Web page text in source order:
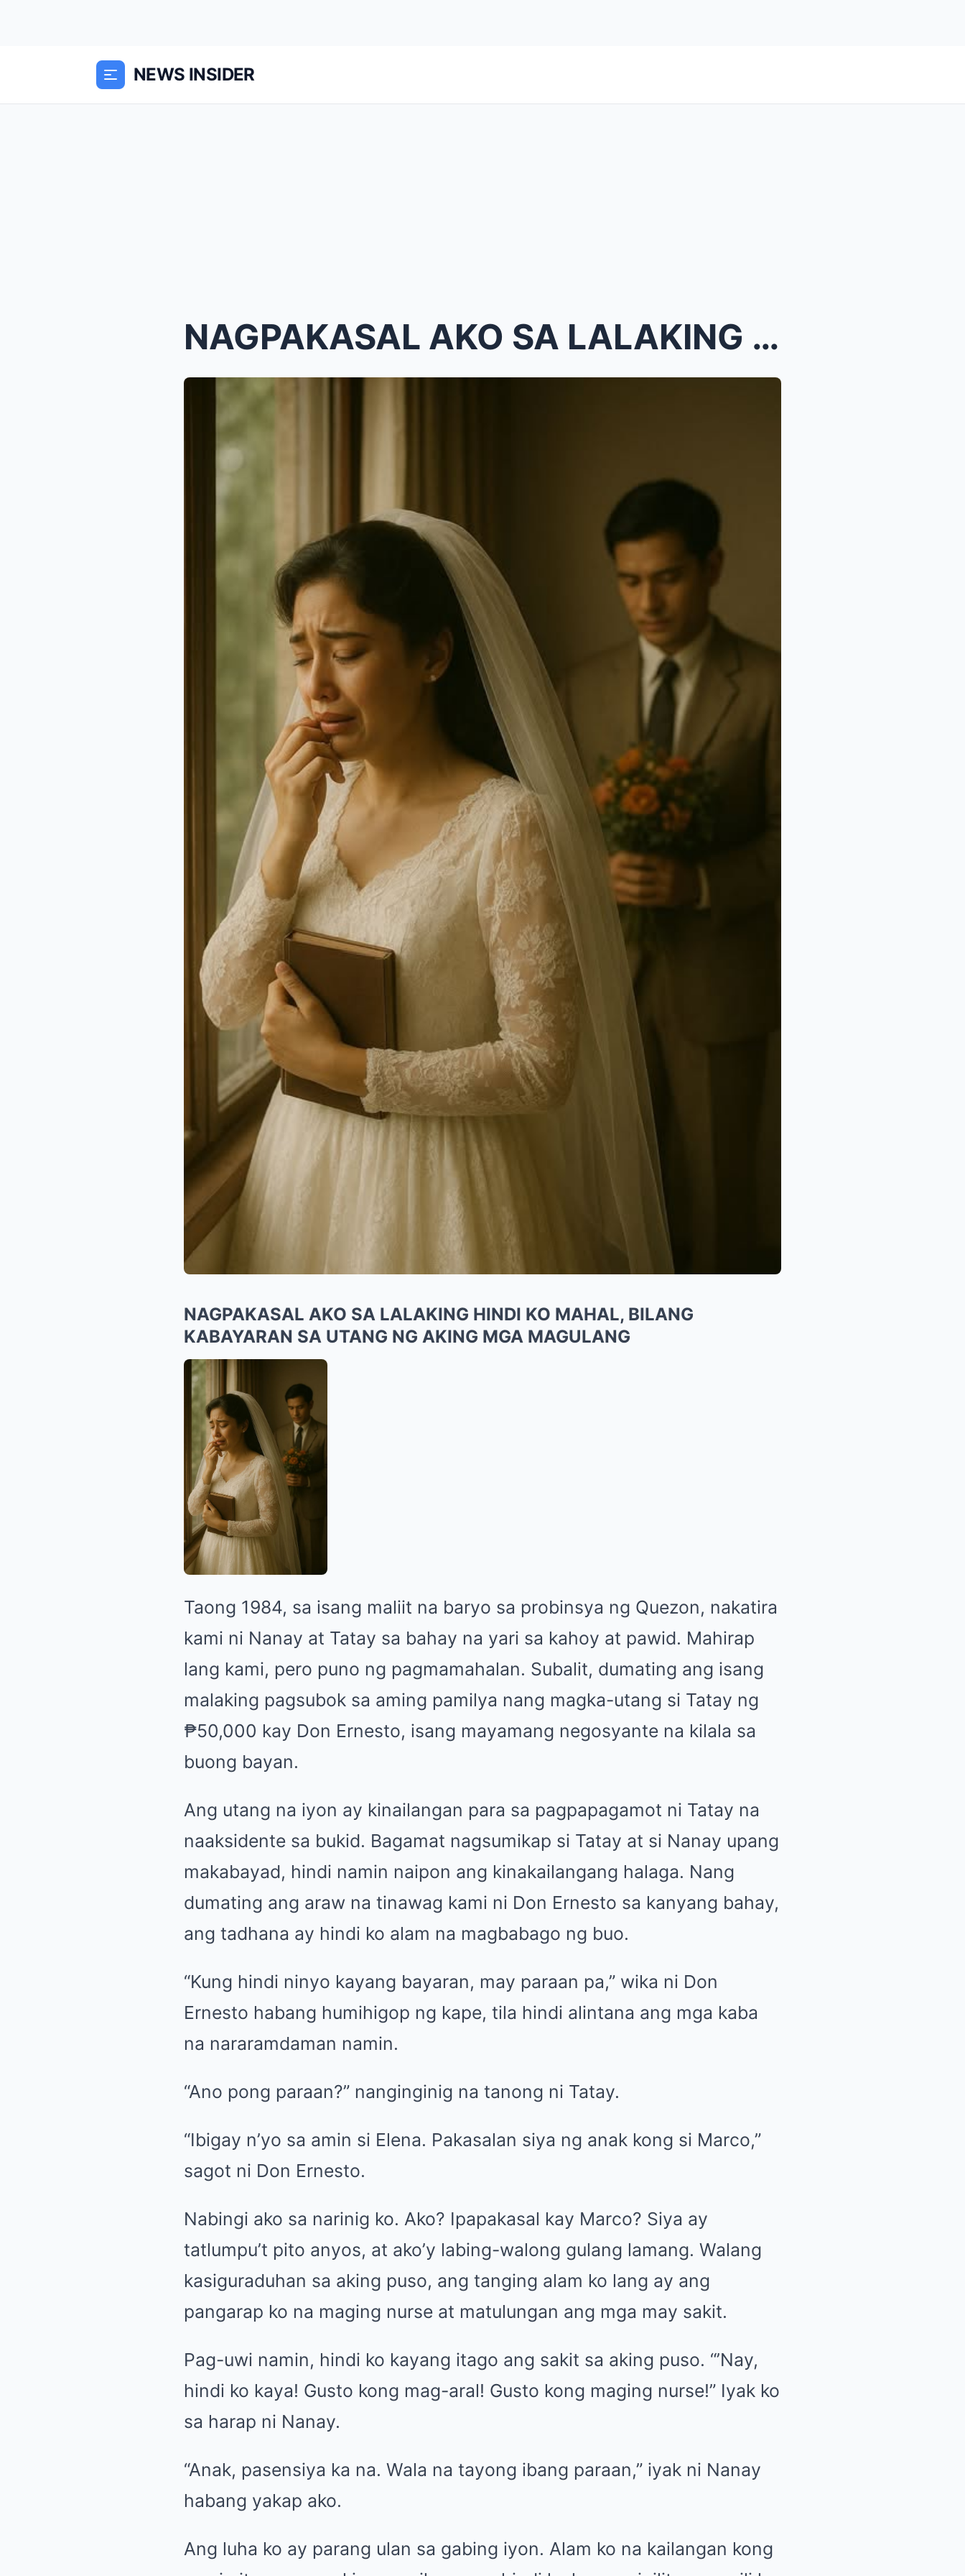
NEWS INSIDER
NAGPAKASAL AKO SA LALAKING HINDI KO MAHAL, BILANG ...
NAGPAKASAL AKO SA LALAKING HINDI KO MAHAL, BILANG
KABAYARAN SA UTANG NG AKING MGA MAGULANG
Taong 1984, sa isang maliit na baryo sa probinsya ng Quezon, nakatira
kami ni Nanay at Tatay sa bahay na yari sa kahoy at pawid. Mahirap
lang kami, pero puno ng pagmamahalan. Subalit, dumating ang isang
malaking pagsubok sa aming pamilya nang magka-utang si Tatay ng
₱50,000 kay Don Ernesto, isang mayamang negosyante na kilala sa
buong bayan.
Ang utang na iyon ay kinailangan para sa pagpapagamot ni Tatay na
naaksidente sa bukid. Bagamat nagsumikap si Tatay at si Nanay upang
makabayad, hindi namin naipon ang kinakailangang halaga. Nang
dumating ang araw na tinawag kami ni Don Ernesto sa kanyang bahay,
ang tadhana ay hindi ko alam na magbabago ng buo.
“Kung hindi ninyo kayang bayaran, may paraan pa,” wika ni Don
Ernesto habang humihigop ng kape, tila hindi alintana ang mga kaba
na nararamdaman namin.
“Ano pong paraan?” nanginginig na tanong ni Tatay.
“Ibigay n’yo sa amin si Elena. Pakasalan siya ng anak kong si Marco,”
sagot ni Don Ernesto.
Nabingi ako sa narinig ko. Ako? Ipapakasal kay Marco? Siya ay
tatlumpu’t pito anyos, at ako’y labing-walong gulang lamang. Walang
kasiguraduhan sa aking puso, ang tanging alam ko lang ay ang
pangarap ko na maging nurse at matulungan ang mga may sakit.
Pag-uwi namin, hindi ko kayang itago ang sakit sa aking puso. “’Nay,
hindi ko kaya! Gusto kong mag-aral! Gusto kong maging nurse!” Iyak ko
sa harap ni Nanay.
“Anak, pasensiya ka na. Wala na tayong ibang paraan,” iyak ni Nanay
habang yakap ako.
Ang luha ko ay parang ulan sa gabing iyon. Alam ko na kailangan kong